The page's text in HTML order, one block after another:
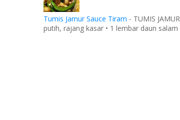
Tumis Jamur Sauce Tiram - TUMIS
putih, rajang kasar • 1 lembar daun